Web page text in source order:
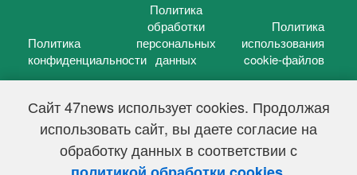
Сайт 47news использует cookies. Продолжая
использовать сайт, вы даете согласие на
обработку данных в соответствии с
Политика
конфиденциальности
Политика
обработки
персональных
данных
Политика
использования
cookie-файлов
47 новостей (47 news)2005 — 2026 г.
Свидетельство о регистрации СМИ Эл № ФС 77-39848, выдано
Федеральной службой по надзору в сфере связи,